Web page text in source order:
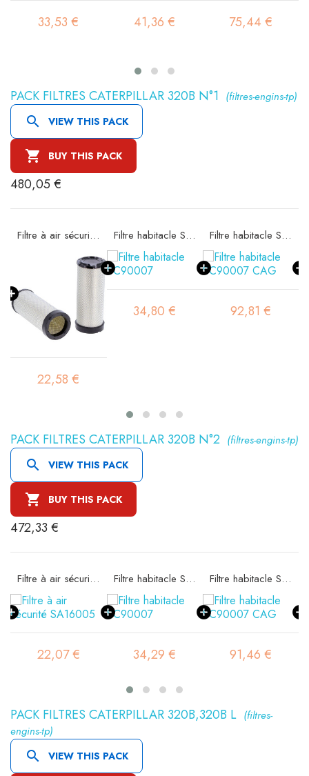
33,53 € 41,36 € 75,44 €
PACK FILTRES CATERPILLAR 320B N°1 (filtres-engins-tp)
 VIEW THIS PACK
 BUY THIS PACK
480,05 €
Filtre à air sécurité SA16194
22,58 €
Filtre habitacle SC90007
34,80 €
Filtre habitacle SC90007 CAG
92,81 €
PACK FILTRES CATERPILLAR 320B N°2 (filtres-engins-tp)
 VIEW THIS PACK
 BUY THIS PACK
472,33 €
Filtre à air sécurité SA16005
22,07 €
Filtre habitacle SC90007
34,29 €
Filtre habitacle SC90007 CAG
91,46 €
PACK FILTRES CATERPILLAR 320B,320B L (filtres-
engins-tp)
 VIEW THIS PACK